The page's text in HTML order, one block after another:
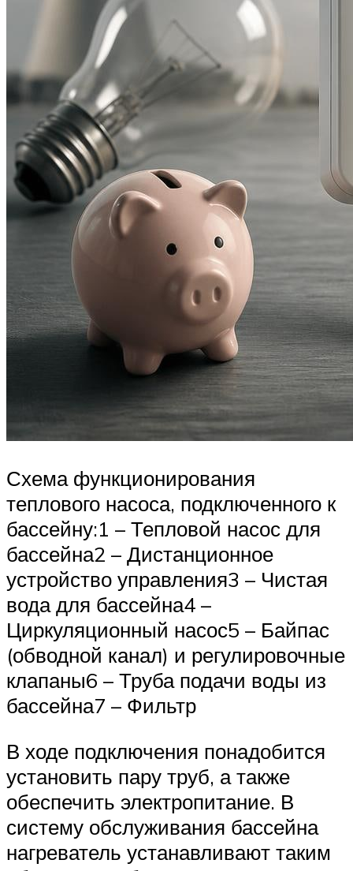
Схема функционирования
теплового насоса, подключенного к
бассейну:1 – Тепловой насос для
бассейна2 – Дистанционное
устройство управления3 – Чистая
вода для бассейна4 –
Циркуляционный насос5 – Байпас
(обводной канал) и регулировочные
клапаны6 – Труба подачи воды из
бассейна7 – Фильтр
В ходе подключения понадобится
установить пару труб, а также
обеспечить электропитание. В
систему обслуживания бассейна
нагреватель устанавливают таким